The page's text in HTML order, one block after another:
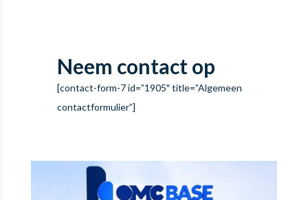
Neem contact op
[contact-form-7 id=”1905″ title=”Algemeen
contactformulier”]